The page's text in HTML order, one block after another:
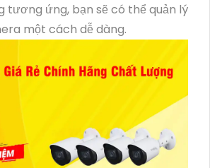
tương ứng, bạn sẽ có thể quản lý
một cách dễ dàng.